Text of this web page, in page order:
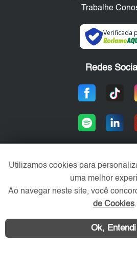
WhatsApp
Trabalhe
Verificada
Redes
Área exclusiva aos
acesse sua
Utilizamos cookies para
uma melhor
Ao navegar neste site, você
de Cookies.
Ok,